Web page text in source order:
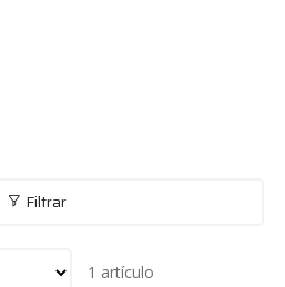
Filtrar
1 artículo